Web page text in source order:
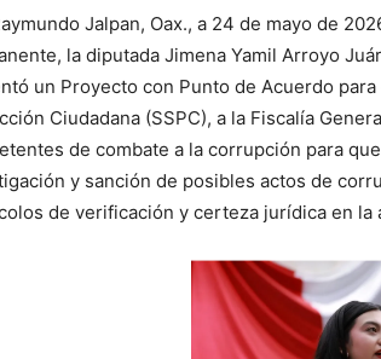
Jalpan, Oax., a 24 de mayo de
la diputada Jimena Yamil Arroyo
un Proyecto con Punto de Acuerdo
Ciudadana (SSPC), a la Fiscalía
de combate a la corrupción para
y sanción de posibles actos de
de verificación y certeza jurídica en la